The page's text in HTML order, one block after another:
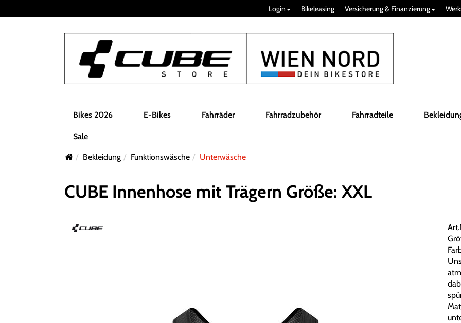
Login Bikeleasing Versicherung & Finanzierung
Bikes 2026 E-Bikes Fahrräder Fahrradzubehör Fahrradteile
Sale
Bekleidung Funktionswäsche Unterwäsche
CUBE Innenhose mit Trägern Größe: XXL